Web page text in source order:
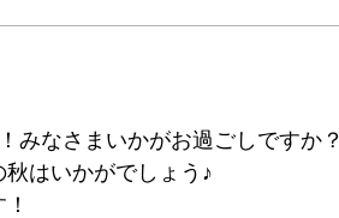
みなさまいかがお過ごしですか？
はいかがでしょう♪